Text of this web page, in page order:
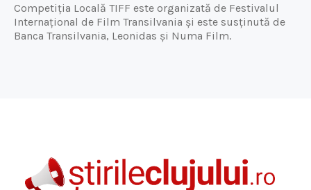
Competiția Locală TIFF este organizată de Festivalul
Internațional de Film Transilvania și este susținută de
Banca Transilvania, Leonidas și Numa Film.